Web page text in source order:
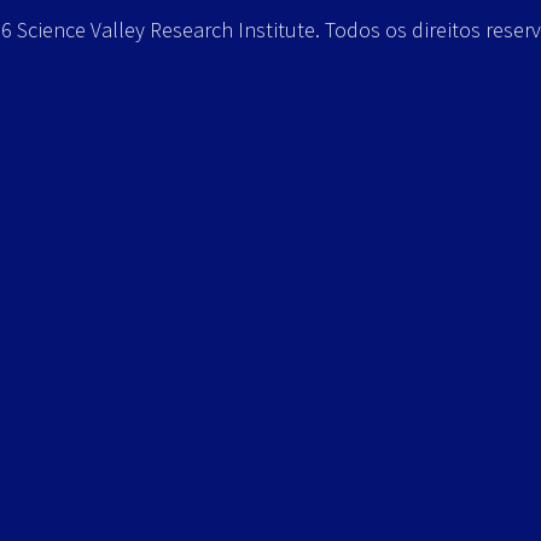
Science Valley Research Institute. Todos os direitos